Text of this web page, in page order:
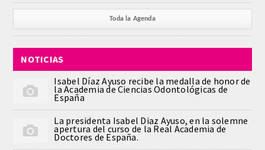
Número de Medalla
CORRESPONDIENTES
SUPERNUMERARIOS
HONOR
Toda la Agenda
NOTICIAS
Isabel Díaz Ayuso recibe la medalla de honor de
la Academia de Ciencias Odontológicas de
España
La presidenta Isabel Diaz Ayuso, en la solemne
apertura del curso de la Real Academia de
Doctores de España.